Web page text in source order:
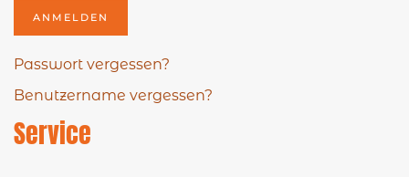
ANMELDEN
Passwort vergessen?
Benutzername vergessen?
Service